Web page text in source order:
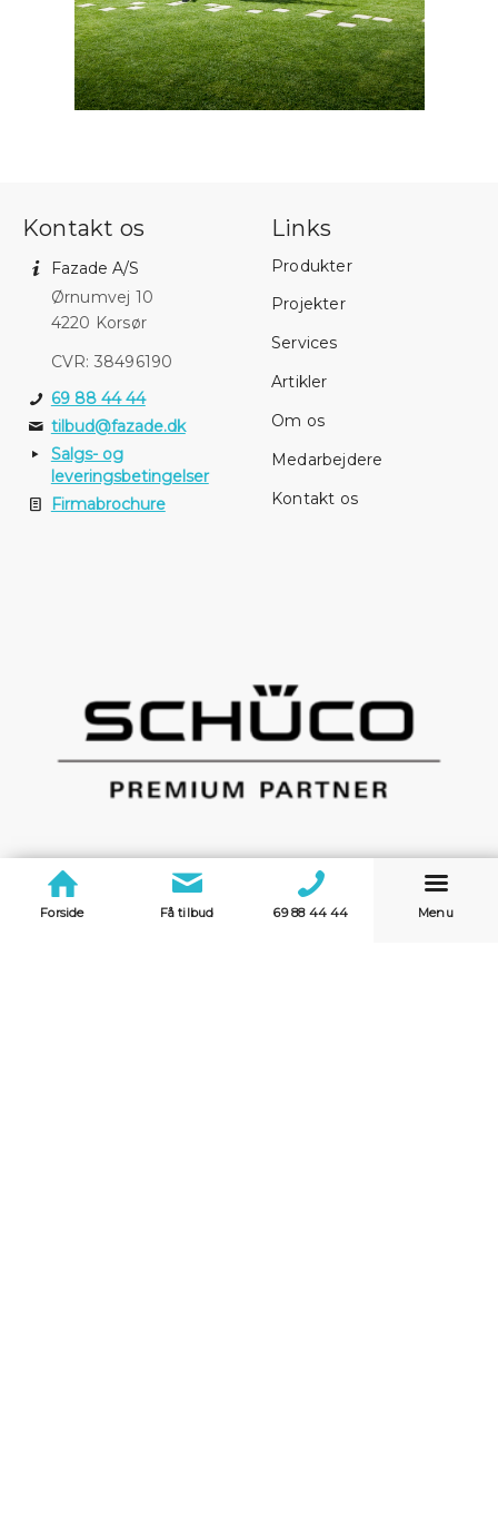
Kontakt os
Fazade A/S
Ørnumvej 10
4220 Korsør
CVR: 38496190
69 88 44 44
tilbud@fazade.dk
Salgs- og
leveringsbetingelser
Firmabrochure
Links
Produkter
Projekter
Services
Artikler
Om os
Medarbejdere
Kontakt os
Forside Få tilbud 69 88 44 44 Menu